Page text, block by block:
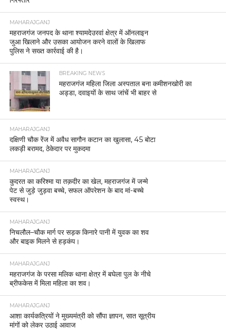
MAHARAJGANJ
महराजगंज जनपद के थाना श्यामदेउरवां क्षेत्र में ऑनलाइन
जुआ खिलाने और उसका आयोजन करने वालों के खिलाफ
पुलिस ने सख्त कार्रवाई की है।
BREAKING NEWS
महराजगंज महिला जिला अस्पताल बना कमीशनखोरी का
अड्डा, दवाइयों के साथ जांचें भी बाहर से
MAHARAJGANJ
दक्षिणी चौक रेंज में अवैध सागौन कटान का खुलासा, 45 बोटा
लकड़ी बरामद, ठेकेदार पर मुकदमा
MAHARAJGANJ
कुदरत का करिश्मा या तक़दीर का खेल, महराजगंज में जन्मे
पेट से जुड़े जुड़वा बच्चे, सफल ऑपरेशन के बाद मां-बच्चे
स्वस्थ।
MAHARAJGANJ
निचलौल–चौक मार्ग पर सड़क किनारे पानी में युवक का शव
और बाइक मिलने से हड़कंप।
MAHARAJGANJ
महराजगंज के परसा मलिक थाना क्षेत्र में बघेला पुल के नीचे
ब्रीफकेस में मिला महिला का शव।
MAHARAJGANJ
आशा कार्यकत्रियों ने मुख्यमंत्री को सौंपा ज्ञापन, सात सूत्रीय
मांगों को लेकर उठाई आवाज